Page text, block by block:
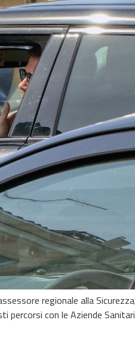
regionale alla
percorsi con le Aziende